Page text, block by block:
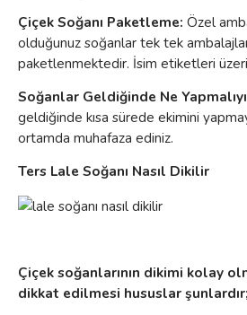
Çiçek Soğanı Paketleme: Özel
olduğunuz soğanlar tek tek
paketlenmektedir. İsim etiketleri
Soğanlar Geldiğinde Ne
geldiğinde kısa sürede ekimini
ortamda muhafaza ediniz.
Ters Lale Soğanı Nasıl Dikilir
Çiçek soğanlarının dikimi kolay
dikkat edilmesi hususlar şunlardır;